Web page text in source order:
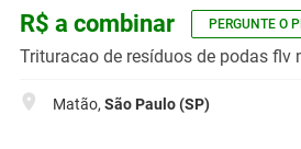
R$ a combinar PERGUNTE O
Trituracao de resíduos de podas flv
Matão, São Paulo (SP)